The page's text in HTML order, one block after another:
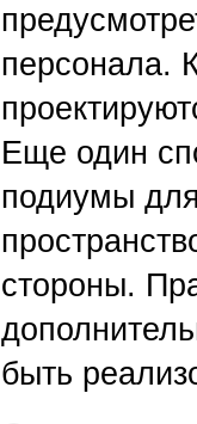
персонала.
Еще один
подиумы
стороны.
быть